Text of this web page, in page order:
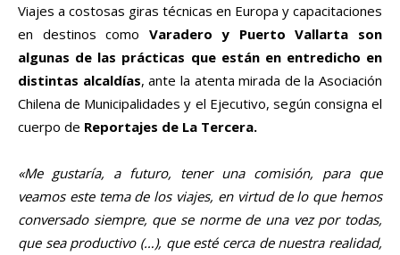
Viajes a costosas giras técnicas en Europa y capacitaciones
en destinos como Varadero y Puerto Vallarta son
algunas de las prácticas que están en entredicho en
distintas alcaldías, ante la atenta mirada de la Asociación
Chilena de Municipalidades y el Ejecutivo, según consigna el
cuerpo de Reportajes de La Tercera.
«Me gustaría, a futuro, tener una comisión, para que
veamos este tema de los viajes, en virtud de lo que hemos
conversado siempre, que se norme de una vez por todas,
que sea productivo (…), que esté cerca de nuestra realidad,